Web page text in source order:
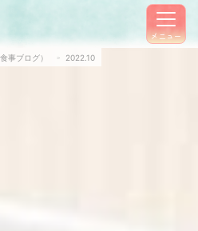
メニュー
事ブログ） 2022.10